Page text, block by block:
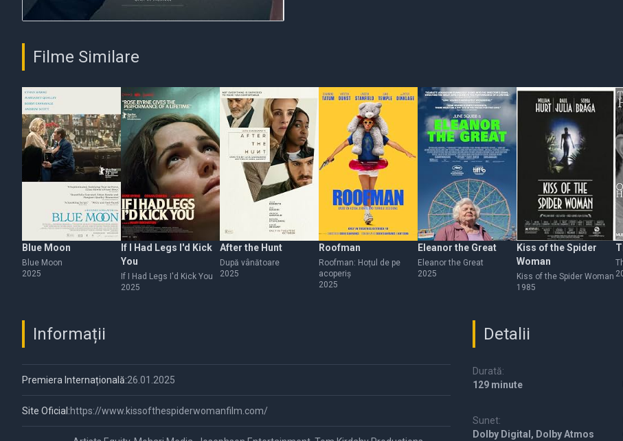
Filme Similare
Blue Moon
Blue Moon
2025
If I Had Legs I'd Kick
You
If I Had Legs I'd Kick You
2025
After the Hunt
După vânătoare
2025
Roofman
Roofman: Hoțul de pe
acoperiș
2025
Eleanor the Great
Eleanor the Great
2025
Kiss of the Spider
Woman
Kiss of the Spider Woman
1985
Informații
Premiera Internațională:26.01.2025
Site Oficial:https://www.kissofthespiderwomanfilm.com/
Detalii
Durată:
129 minute
Sunet:
Dolby Digital, Dolby Atmos